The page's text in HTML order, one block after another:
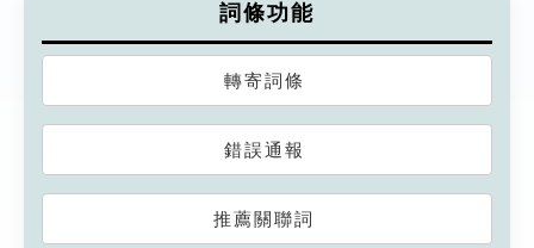
詞條功能
轉寄詞條
錯誤通報
推薦關聯詞